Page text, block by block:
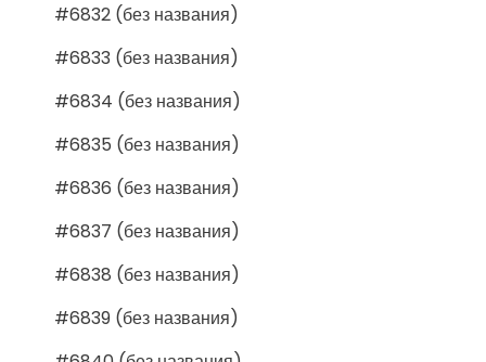
#6832 (без названия)
#6833 (без названия)
#6834 (без названия)
#6835 (без названия)
#6836 (без названия)
#6837 (без названия)
#6838 (без названия)
#6839 (без названия)